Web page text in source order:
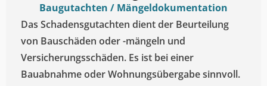
Baugutachten / Mängeldokumentation
Das Schadensgutachten dient der Beurteilung
von Bauschäden oder -mängeln und
Versicherungsschäden. Es ist bei einer
Bauabnahme oder Wohnungsübergabe sinnvoll.